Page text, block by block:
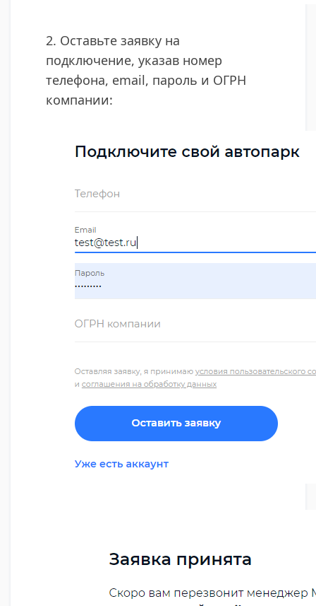
2. Оставьте заявку на
подключение, указав номер
телефона, email, пароль и ОГРН
компании: